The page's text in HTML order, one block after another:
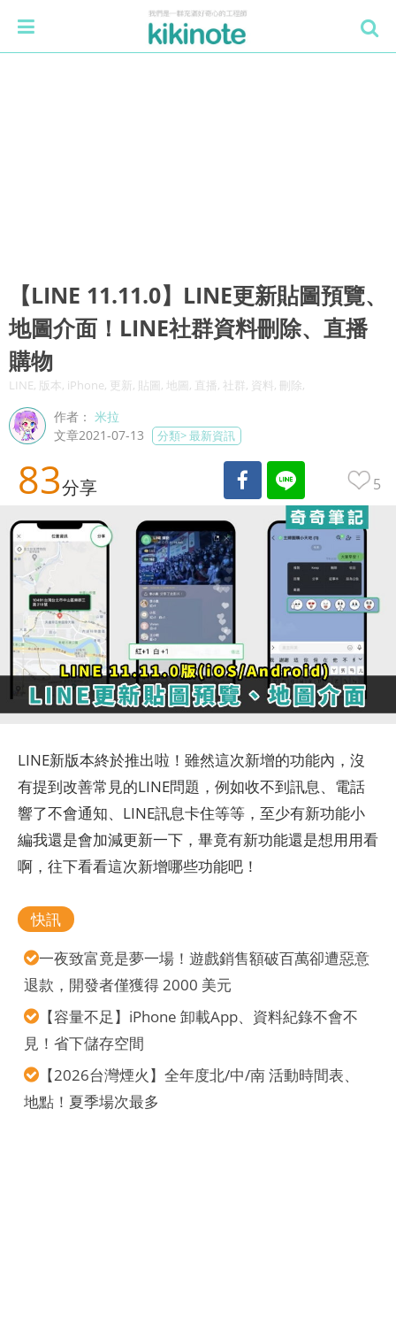
【LINE 11.11.0】LINE更新貼圖預覽、
地圖介面！LINE社群資料刪除、直播
購物
LINE, 版本, iPhone, 更新, 貼圖, 地圖, 直播, 社群, 資料, 刪除,
作者：米拉
文章2021-07-13
分類>最新資訊
83分享 5
LINE新版本終於推出啦！雖然這次新增的功能內，沒
有提到改善常見的LINE問題，例如收不到訊息、電話
響了不會通知、LINE訊息卡住等等，至少有新功能小
編我還是會加減更新一下，畢竟有新功能還是想用用看
啊，往下看看這次新增哪些功能吧！
快訊
一夜致富竟是夢一場！遊戲銷售額破百萬卻遭惡意
退款，開發者僅獲得 2000 美元
【容量不足】iPhone 卸載App、資料紀錄不會不
見！省下儲存空間
【2026台灣煙火】全年度北/中/南 活動時間表、
地點！夏季場次最多